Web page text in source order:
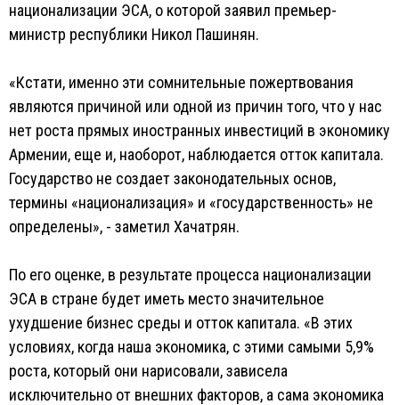
национализации ЭСА, о которой заявил премьер-
министр республики Никол Пашинян.
«Кстати, именно эти сомнительные пожертвования
являются причиной или одной из причин того, что у нас
нет роста прямых иностранных инвестиций в экономику
Армении, еще и, наоборот, наблюдается отток капитала.
Государство не создает законодательных основ,
термины «национализация» и «государственность» не
определены», - заметил Хачатрян.
По его оценке, в результате процесса национализации
ЭСА в стране будет иметь место значительное
ухудшение бизнес среды и отток капитала. «В этих
условиях, когда наша экономика, с этими самыми 5,9%
роста, который они нарисовали, зависела
исключительно от внешних факторов, а сама экономика